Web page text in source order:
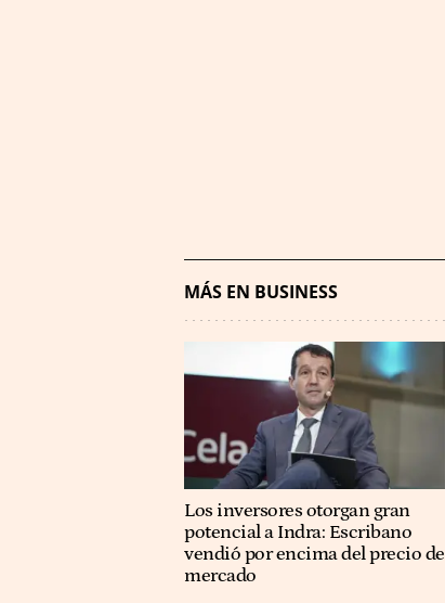
MÁS EN BUSINESS
Los inversores otorgan gran
potencial a Indra: Escribano
vendió por encima del precio de
mercado